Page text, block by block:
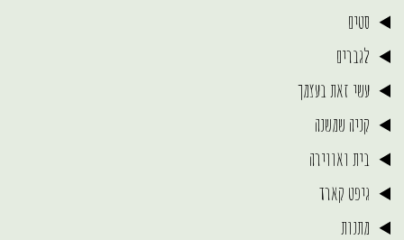
סטים
לגברים
עשי זאת בעצמך
קניה שמשנה
בית ואווירה
גיפט קארד
מתנות